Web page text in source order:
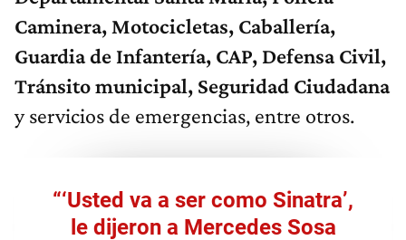
Caminera, Motocicletas, Caballería,
Guardia de Infantería, CAP, Defensa Civil,
Tránsito municipal, Seguridad Ciudadana
y servicios de emergencias, entre otros.
“‘Usted va a ser como Sinatra’,
le dijeron a Mercedes Sosa